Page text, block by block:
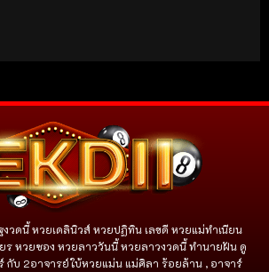
วดนี้ หวยเดลินิวส์ หวยปฏิทิน เลขดี หวยแม่ทำเนียน
ร หวยซอง หวยลาววันนี้ หวยลาวงวดนี้ ทำนายฝัน ดู
กับ 2อาจารย์ใบ้หวยแม่น แม่ศิลา ร้อยล้าน , อาจาร์